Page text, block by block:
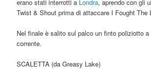
erano stati interrotti a Londra, aprendo con gli
Twist & Shout prima di attaccare I Fought The
Nel finale è salito sul palco un finto poliziotto
corrente.
SCALETTA (da Greasy Lake)